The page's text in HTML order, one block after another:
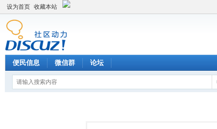
设为首页 收藏本站
便民信息 微信群 论坛